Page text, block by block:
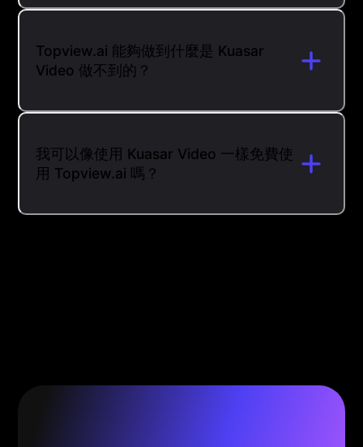
Topview.ai 能夠做到什麼是 Kuasar
Video 做不到的？
我可以像使用 Kuasar Video 一樣免費使
用 Topview.ai 嗎？